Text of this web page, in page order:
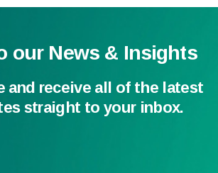
our News & Insights
and receive all of the latest
straight to your inbox.